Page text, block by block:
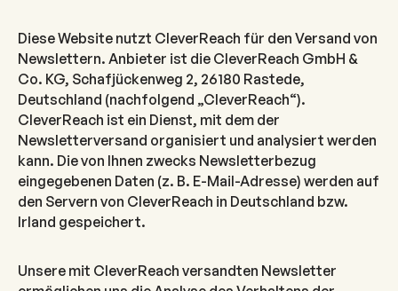
Diese Website nutzt CleverReach für den Versand von
Newslettern. Anbieter ist die CleverReach GmbH &
Co. KG, Schafjückenweg 2, 26180 Rastede,
Deutschland (nachfolgend „CleverReach“).
CleverReach ist ein Dienst, mit dem der
Newsletterversand organisiert und analysiert werden
kann. Die von Ihnen zwecks Newsletterbezug
eingegebenen Daten (z. B. E-Mail-Adresse) werden auf
den Servern von CleverReach in Deutschland bzw.
Irland gespeichert.
Unsere mit CleverReach versandten Newsletter